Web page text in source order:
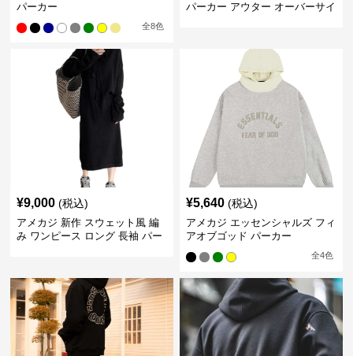
パーカー
全8色
パーカー アウター オーバーサイ
¥9,000 (税込)
アメカジ 新作 スウェット風 編
み ワンピース ロング 長袖 パー
¥5,640 (税込)
アメカジ エッセンシャルズ フィ
アオブゴッド パーカー
全4色